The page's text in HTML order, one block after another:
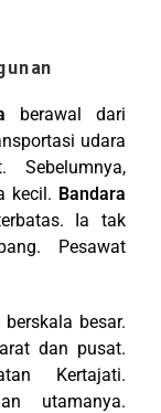
berawal dari
udara
kecil. Bandara
Ia tak
Pesawat
besar.
dan pusat.
Kertajati.
utamanya.